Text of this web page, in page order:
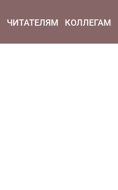
ЧИТАТЕЛЯМ КОЛЛЕГАМ